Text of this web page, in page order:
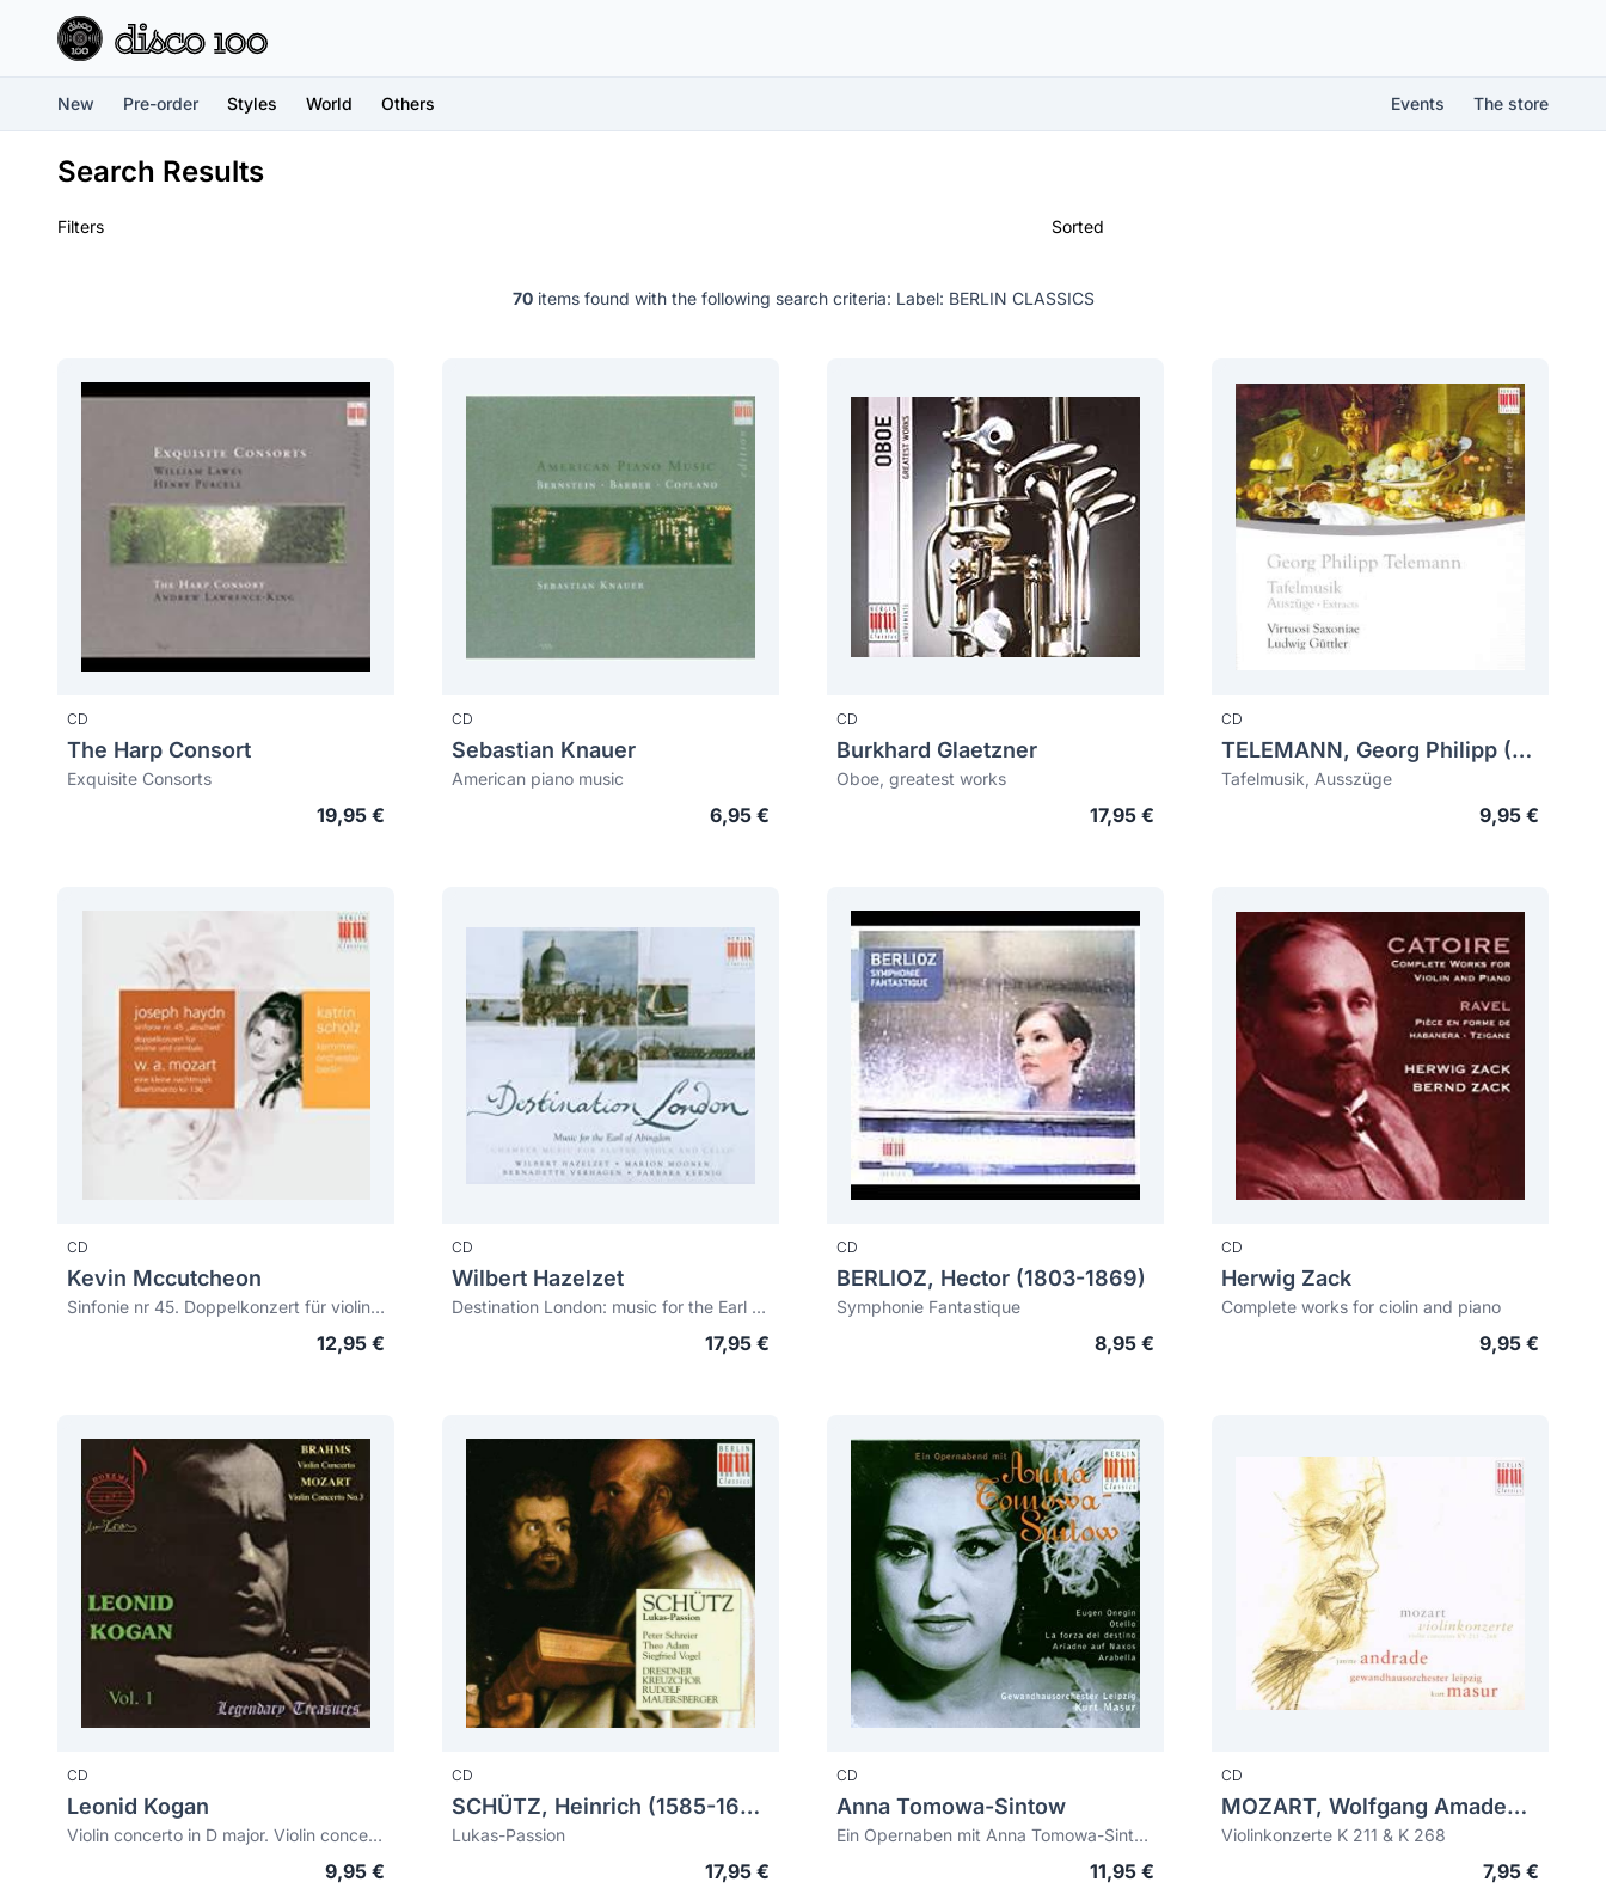
New Pre-order Styles World Others Events The store
Search Results
Filters Sorted
70items found with the following search criteria: Label: BERLIN CLASSICS
CD
The Harp Consort
Exquisite Consorts
19,95 €
CD
Sebastian Knauer
American piano music
6,95 €
CD
Burkhard Glaetzner
Oboe, greatest works
17,95 €
CD
TELEMANN, Georg Philipp (1681-1767)
Tafelmusik, Ausszüge
9,95 €
CD
Kevin Mccutcheon
Sinfonie nr 45. Doppelkonzert für violine und cembalo. Eine kleine nacht musik
12,95 €
CD
Wilbert Hazelzet
Destination London: music for the Earl of Abingdon
17,95 €
CD
BERLIOZ, Hector (1803-1869)
Symphonie Fantastique
8,95 €
CD
Herwig Zack
Complete works for ciolin and piano
9,95 €
CD
Leonid Kogan
Violin concerto in D major. Violin concerto no 3 in g Major
9,95 €
CD
SCHÜTZ, Heinrich (1585-1672)
Lukas-Passion
17,95 €
CD
Anna Tomowa-Sintow
Ein Opernaben mit Anna Tomowa-Sintow
11,95 €
CD
MOZART, Wolfgang Amadeus (1756-1791)
Violinkonzerte K 211 & K 268
7,95 €